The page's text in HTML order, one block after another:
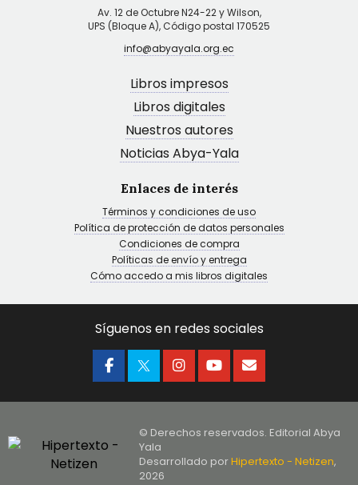
Av. 12 de Octubre N24-22 y Wilson,
UPS (Bloque A), Código postal 170525
info@abyayala.org.ec
Libros impresos
Libros digitales
Nuestros autores
Noticias Abya-Yala
Enlaces de interés
Términos y condiciones de uso
Política de protección de datos personales
Condiciones de compra
Políticas de envío y entrega
Cómo accedo a mis libros digitales
Síguenos en redes sociales
© Derechos reservados. Editorial Abya
Yala
Desarrollado porHipertexto - Netizen,
2026